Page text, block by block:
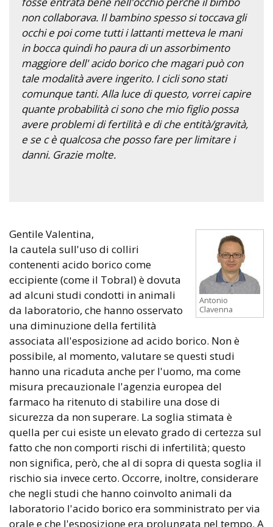
non collaborava. Il bambino spesso si toccava gli
occhi e poi come tutti i lattanti metteva le mani
in bocca quindi ho paura di un assorbimento
maggiore dell' acido borico che magari può con
tale modalità avere ingerito. I cicli sono stati
comunque tanti. Alla luce di questo, vorrei capire
quante probabilità ci sono che mio figlio possa
avere problemi di fertilità e di che entità/gravità,
e se c è qualcosa che posso fare per limitare i
danni. Grazie molte.
Antonio
Clavenna
Gentile Valentina,
la cautela sull'uso di colliri
contenenti acido borico come
eccipiente (come il Tobral) è dovuta
ad alcuni studi condotti in animali
da laboratorio, che hanno osservato
una diminuzione della fertilità
associata all'esposizione ad acido borico. Non è
possibile, al momento, valutare se questi studi
hanno una ricaduta anche per l'uomo, ma come
misura precauzionale l'agenzia europea del
farmaco ha ritenuto di stabilire una dose di
sicurezza da non superare. La soglia stimata è
quella per cui esiste un elevato grado di certezza sul
fatto che non comporti rischi di infertilità; questo
non significa, però, che al di sopra di questa soglia il
rischio sia invece certo. Occorre, inoltre, considerare
che negli studi che hanno coinvolto animali da
laboratorio l'acido borico era somministrato per via
orale e che l'esposizione era prolungata nel tempo. A